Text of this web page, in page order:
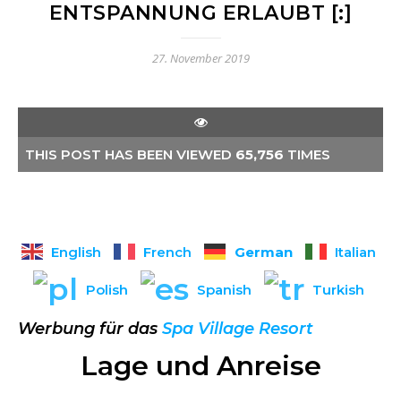
ENTSPANNUNG ERLAUBT [:]
27. November 2019
THIS POST HAS BEEN VIEWED 65,756 TIMES
English French German Italian
Polish Spanish Turkish
Werbung für das Spa Village Resort
Lage und Anreise